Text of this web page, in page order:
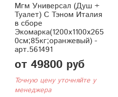
Мгм Универсал (Душ +
Туалет) С Тэном Италия
в сборе
Экомарка(1200x1100x265
0см;85кг;оранжевый) -
арт.561491
от 49800 руб
Точную цену уточняйте у
менеджера